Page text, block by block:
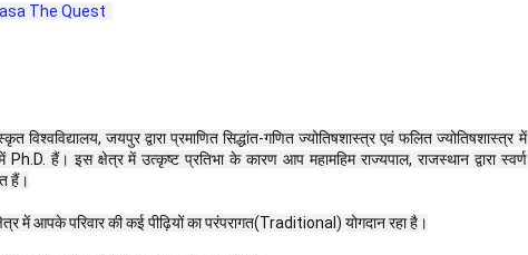
The Quest
विश्वविद्यालय, जयपुर द्वारा प्रमाणित सिद्धांत-गणित ज्योतिषशास्त्र एवं फलित ज्योतिषशास्त्र में
Ph.D. हैं। इस क्षेत्र में उत्कृष्ट प्रतिभा के कारण आप महामहिम राज्यपाल, राजस्थान द्वारा स्वर्ण
हैं।
में आपके परिवार की कई पीढ़ियों का परंपरागत(Traditional) योगदान रहा है।